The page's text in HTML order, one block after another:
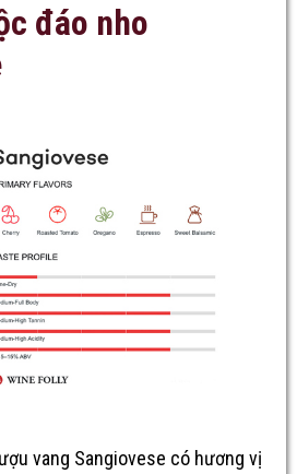
đáo nho
vang Sangiovese có hương vị